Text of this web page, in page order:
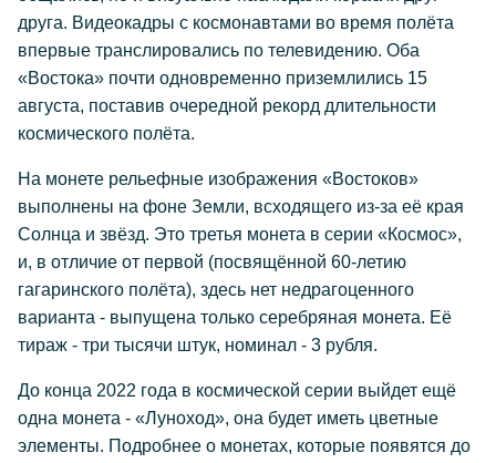
друга. Видеокадры с космонавтами во время полёта
впервые транслировались по телевидению. Оба
«Востока» почти одновременно приземлились 15
августа, поставив очередной рекорд длительности
космического полёта.
На монете рельефные изображения «Востоков»
выполнены на фоне Земли, всходящего из-за её края
Солнца и звёзд. Это третья монета в серии «Космос»,
и, в отличие от первой (посвящённой 60-летию
гагаринского полёта), здесь нет недрагоценного
варианта - выпущена только серебряная монета. Её
тираж - три тысячи штук, номинал - 3 рубля.
До конца 2022 года в космической серии выйдет ещё
одна монета - «Луноход», она будет иметь цветные
элементы. Подробнее о монетах, которые появятся до